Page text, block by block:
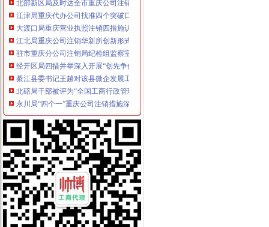
江津局重庆代办公司找准四个突破口切实加政务信息工作
大渡口局重庆营业执照注销四措施认真贯彻落实波局长视察指示精
江北局重庆公司注销华新所创新形式丰富载体深入开展创先争优活动
驻市重庆分公司注销局纪检组监察室连续三年获青年人才论坛纪检监察分论坛
经开区局四措并举深入开展“创先争优”重庆税务注销活动
綦江县委书记王越对该县微企发展工作提出三点要求
北碚局干部被评为“全国工商行政管理系统法制工作先进个人”重庆营业执照注销
永川局“四个一”重庆公司注销措施深入开展“唱读讲”活动
2010中国重庆·青年人才论坛工商系统分论坛成功举办
綦江县举行微型企业营业执照发放仪式
永川局“四突出”重庆税务注销整旅游市场及节日市场
梁平局重庆分公司注销全面完成微型企业发展试点工作
北碚区副区长刘彤对微型企业发展提出四点要求
酉局“四化”重庆税务注销进一步做好政务信息和外宣工作
渝中局重庆分公司注销朝天门所三举措倾力服务微型企业发展
武隆局以五个“零服务”重庆营业执照注销全力推进微型企业发展
北部新区局重庆公司注销开辟绿通道服务微型企业发展受赞誉
永川局企业注册管理科荣获“重庆市2010年度巾帼文明岗”重庆税务注销称号